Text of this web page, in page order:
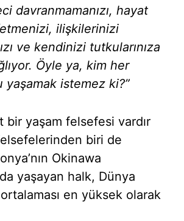
davranmamanızı, hayat
ilişkilerinizi
ve kendinizi tutkularınıza
Öyle ya, kim her
yaşamak istemez ki?”
bir yaşam felsefesi vardır
biri de
Okinawa
yaşayan halk, Dünya
en yüksek olarak